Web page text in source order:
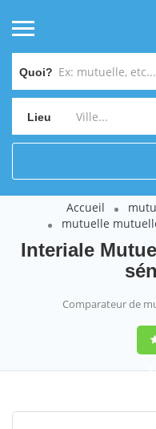
Quoi?
Lieu
Accueil
mutuelle
Interiale
Comparateur de